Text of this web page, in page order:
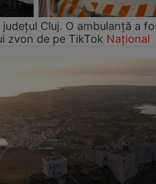
Cluj. O ambulanță a
zvon de pe TikTok Național